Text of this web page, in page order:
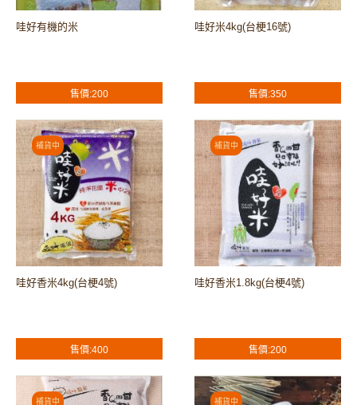
哇好有機的米
售價:200
哇好米4kg(台梗16號)
售價:350
哇好香米4kg(台梗4號)
售價:400
哇好香米1.8kg(台梗4號)
售價:200